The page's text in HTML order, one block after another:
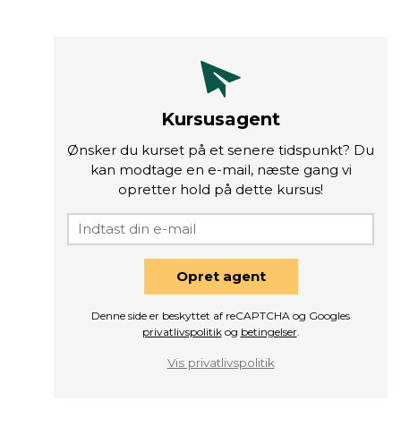
Kursusagent
Ønsker du kurset på et senere tidspunkt? Du
kan modtage en e-mail, næste gang vi
opretter hold på dette kursus!
Opret agent
Denne side er beskyttet af reCAPTCHA og Googles
privatlivspolitikog betingelser.
Vis privatlivspolitik